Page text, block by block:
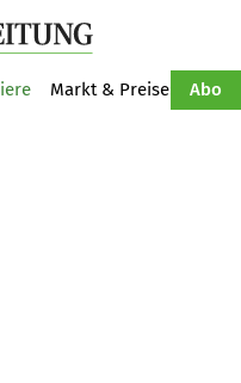
Markt & Preise Abo